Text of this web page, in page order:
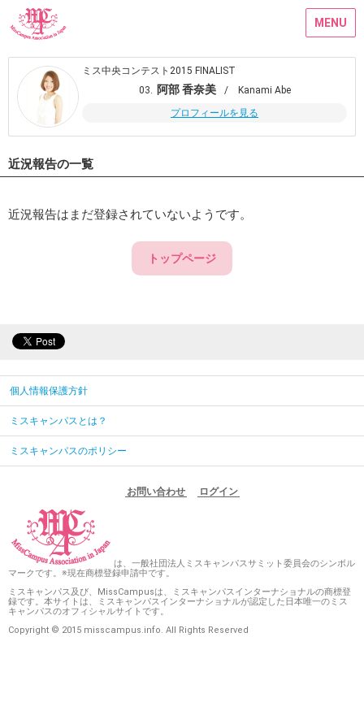
MENU
ミス中央コンテスト2015 FINALIST
03. 阿部 香奈美
/ Kanami Abe
プロフィールを見る
近況報告の一覧
近況報告はまだ登録されていないようです。
トップページ
個人情報保護方針
ミスキャンパスとは？
ミスキャンパスのポリシー
お問い合わせ ログイン
は、一般社団法人ミスキャンパスサミット委員会のシンボル
マークです。※現在商標登録申請中です。
ミスキャンパス及び、MissCampusは、ミスキャンパスインターナショナルの商標登
録です。本サイトは、ミスキャンパスインターナショナルが認定した日本唯一のミス
キャンパスのオフィシャルサイトです。
Copyright © 2015 misscampus.info. All Rights Reserved